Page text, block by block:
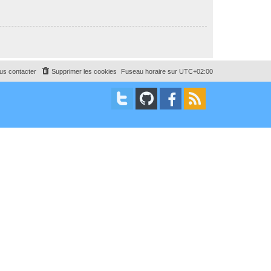
Fuseau horaire sur UTC+02:00
Supprimer les cookies
contacter